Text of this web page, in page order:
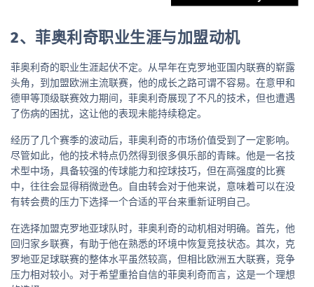
2、菲奥利奇职业生涯与加盟动机
菲奥利奇的职业生涯起伏不定。从早年在克罗地亚国内联赛的崭露
头角，到加盟欧洲主流联赛，他的成长之路可谓不容易。在意甲和
德甲等顶级联赛效力期间，菲奥利奇展现了不凡的技术，但也遭遇
了伤病的困扰，这让他的表现未能持续稳定。
经历了几个赛季的波动后，菲奥利奇的市场价值受到了一定影响。
尽管如此，他的技术特点仍然得到很多俱乐部的青睐。他是一名技
术型中场，具备较强的传球能力和控球技巧，但在高强度的比赛
中，往往会显得稍微逊色。自由转会对于他来说，意味着可以在没
有转会费的压力下选择一个合适的平台来重新证明自己。
在选择加盟克罗地亚球队时，菲奥利奇的动机相对明确。首先，他
回归家乡联赛，有助于他在熟悉的环境中恢复竞技状态。其次，克
罗地亚足球联赛的整体水平虽然较高，但相比欧洲五大联赛，竞争
压力相对较小。对于希望重拾自信的菲奥利奇而言，这是一个理想